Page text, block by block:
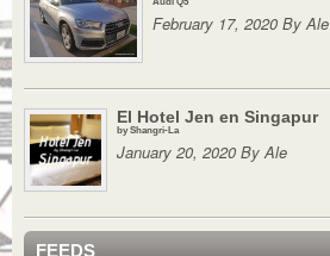
February 17, 2020 By Ale
El Hotel Jen en Singapur
by Shangri-La
January 20, 2020 By Ale
FEEDS